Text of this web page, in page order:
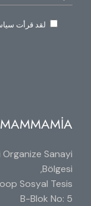
لقد قرأت
MAMMAMİA
Organize Sanayi
Bölgesi,
Sosyal Tesis
B-Blok No: 5